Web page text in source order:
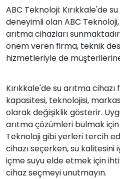
ABC Teknoloji: Kırıkkale'de
deneyimli olan ABC
arıtma cihazları
önem veren firma, teknik
hizmetleriyle de
Kırıkkale'de su arıtma cihazı
kapasitesi, teknolojisi,
olarak değişiklik gösterir.
arıtma çözümleri bulmak için
Teknoloji gibi yerleri tercih
cihazı seçerken, su kalitesini
içme suyu elde etmek için
cihaz seçmeyi unutmayın.